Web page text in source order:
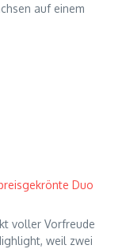
auf einem
Duo
voller Vorfreude
weil zwei